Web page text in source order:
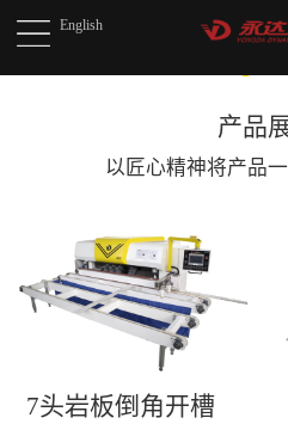
English
产品
以匠心精神将产品
7头岩板倒角开槽